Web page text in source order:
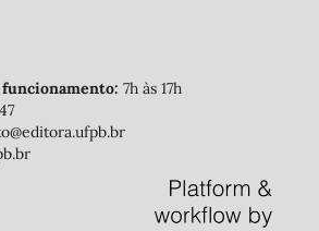
7h às 17h